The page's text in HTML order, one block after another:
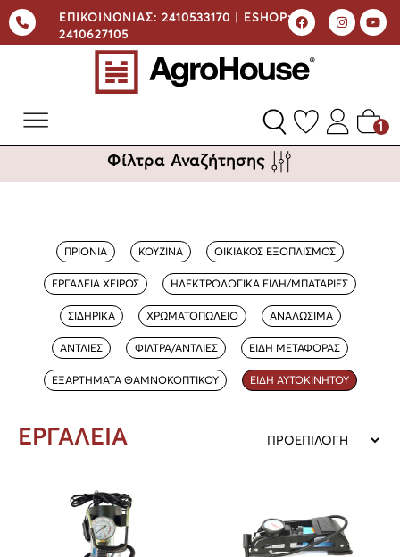
ΕΠΙΚΟΙΝΩΝΙΑΣ: 2410533170 | ESHOP:
2410627105
1
Φίλτρα Αναζήτησης
ΠΡΙΟΝΙΑ ΚΟΥΖΙΝΑ ΟΙΚΙΑΚΟΣ ΕΞΟΠΛΙΣΜΟΣ
ΕΡΓΑΛΕΙΑ ΧΕΙΡΟΣ ΗΛΕΚΤΡΟΛΟΓΙΚΑ ΕΙΔΗ/ΜΠΑΤΑΡΙΕΣ
ΣΙΔΗΡΙΚΑ ΧΡΩΜΑΤΟΠΩΛΕΙΟ ΑΝΑΛΩΣΙΜΑ
ΑΝΤΛΙΕΣ ΦΙΛΤΡΑ/ΑΝΤΛΙΕΣ ΕΙΔΗ ΜΕΤΑΦΟΡΑΣ
ΕΞΑΡΤΗΜΑΤΑ ΘΑΜΝΟΚΟΠΤΙΚΟΥ ΕΙΔΗ ΑΥΤΟΚΙΝΗΤΟΥ
ΕΡΓΑΛΕΙΑ